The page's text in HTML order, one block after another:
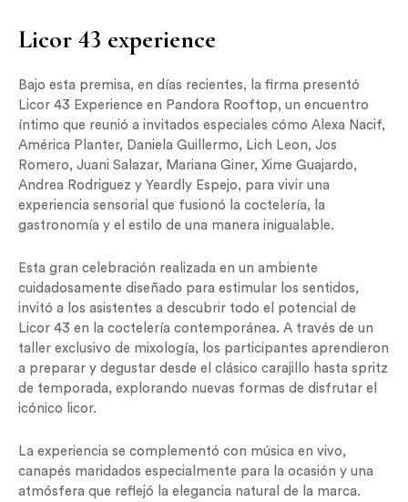
Licor 43 experience
Bajo esta premisa, en días recientes, la firma presentó
Licor 43 Experience en Pandora Rooftop, un encuentro
íntimo que reunió a invitados especiales cómo Alexa Nacif,
América Planter, Daniela Guillermo, Lich Leon, Jos
Romero, Juani Salazar, Mariana Giner, Xime Guajardo,
Andrea Rodriguez y Yeardly Espejo, para vivir una
experiencia sensorial que fusionó la coctelería, la
gastronomía y el estilo de una manera inigualable.
Esta gran celebración realizada en un ambiente
cuidadosamente diseñado para estimular los sentidos,
invitó a los asistentes a descubrir todo el potencial de
Licor 43 en la coctelería contemporánea. A través de un
taller exclusivo de mixología, los participantes aprendieron
a preparar y degustar desde el clásico carajillo hasta spritz
de temporada, explorando nuevas formas de disfrutar el
icónico licor.
La experiencia se complementó con música en vivo,
canapés maridados especialmente para la ocasión y una
atmósfera que reflejó la elegancia natural de la marca.